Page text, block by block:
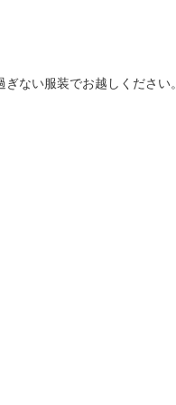
ない服装でお越しください。